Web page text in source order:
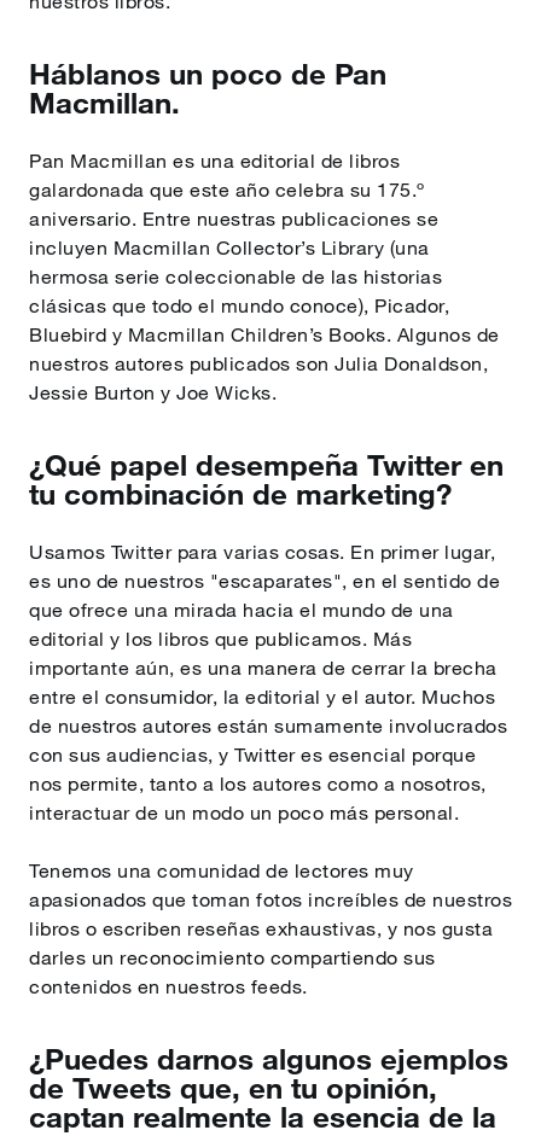
Háblanos un poco de Pan
Macmillan.
Pan Macmillan es una editorial de libros
galardonada que este año celebra su 175.º
aniversario. Entre nuestras publicaciones se
incluyen Macmillan Collector’s Library (una
hermosa serie coleccionable de las historias
clásicas que todo el mundo conoce), Picador,
Bluebird y Macmillan Children’s Books. Algunos de
nuestros autores publicados son Julia Donaldson,
Jessie Burton y Joe Wicks.
¿Qué papel desempeña Twitter en
tu combinación de marketing?
Usamos Twitter para varias cosas. En primer lugar,
es uno de nuestros "escaparates", en el sentido de
que ofrece una mirada hacia el mundo de una
editorial y los libros que publicamos. Más
importante aún, es una manera de cerrar la brecha
entre el consumidor, la editorial y el autor. Muchos
de nuestros autores están sumamente involucrados
con sus audiencias, y Twitter es esencial porque
nos permite, tanto a los autores como a nosotros,
interactuar de un modo un poco más personal.
Tenemos una comunidad de lectores muy
apasionados que toman fotos increíbles de nuestros
libros o escriben reseñas exhaustivas, y nos gusta
darles un reconocimiento compartiendo sus
contenidos en nuestros feeds.
¿Puedes darnos algunos ejemplos
de Tweets que, en tu opinión,
captan realmente la esencia de la